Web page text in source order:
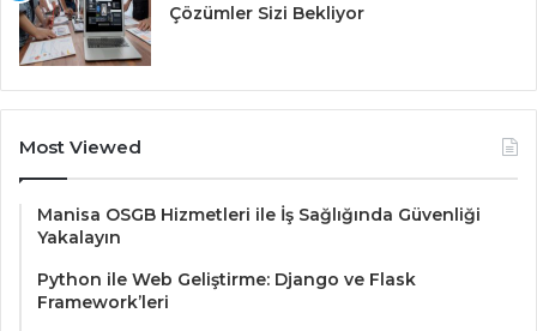
Çözümler Sizi Bekliyor
Most Viewed
Manisa OSGB Hizmetleri ile İş Sağlığında Güvenliği
Yakalayın
Python ile Web Geliştirme: Django ve Flask
Framework’leri